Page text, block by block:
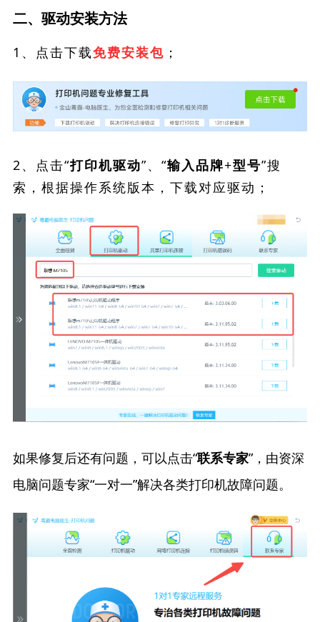
二、驱动安装方法
1、点击下载免费安装包 ；
2、点击“打印机驱动”、“输入品牌+型号”搜
索，根据操作系统版本，下载对应驱动；
如果修复后还有问题，可以点击“联系专家”，由资深
电脑问题专家“一对一”解决各类打印机故障问题。